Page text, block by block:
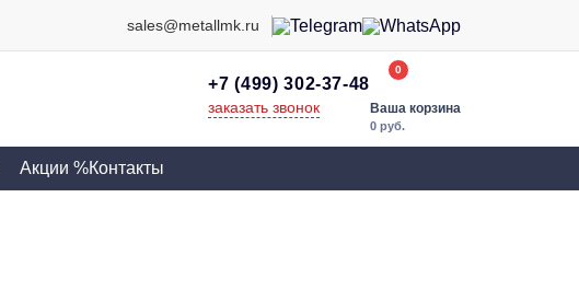
sales@metallmk.ru
+7 (499) 302-37-48
заказать звонок
0
Ваша корзина
0 руб.
Акции %Контакты